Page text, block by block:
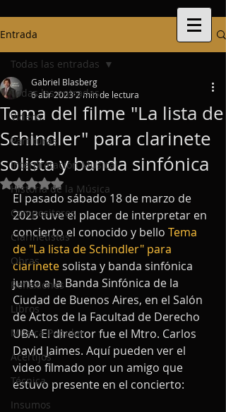
Entrada
Todas las entradas
Videos
Partituras
Interpretación Musical
Historia de la Música
Compositores
Clarinetistas
Obras
Reflexiones
Libros
Música Popular
Acertijos
Técnica
Insumos
Todas las entradas
Tema del filme "La lista de
Schindler" para clarinete
solista y banda sinfónica
Gabriel Blasberg
6 abr 2023 2 min de lectura
Obtuvo NaN de 5 estrellas.
El pasado sábado 18 de marzo de
2023 tuve el placer de interpretar en
concierto el conocido y bello Tema
de "La lista de Schindler" para
clarinete solista y banda sinfónica
junto a la Banda Sinfónica de la
Ciudad de Buenos Aires, en el Salón
de Actos de la Facultad de Derecho
UBA. El director fue el Mtro. Carlos
David Jaimes. Aquí pueden ver el
video filmado por un amigo que
estuvo presente en el concierto: